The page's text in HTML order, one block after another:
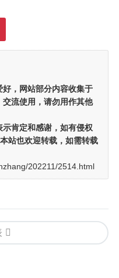
，网站部分内容收集于
流使用，请勿用作其他
肯定和感谢，如有侵权
站也欢迎转载，如需转载
202211/2514.html